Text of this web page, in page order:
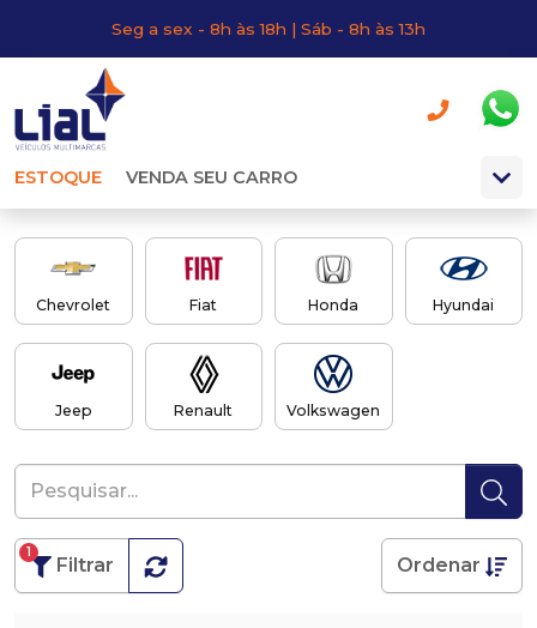
Seg a sex - 8h às 18h | Sáb - 8h às 13h
ESTOQUE VENDA SEU CARRO
Chevrolet Fiat Honda Hyundai
Jeep Renault Volkswagen
Filtrar
1
Ordenar